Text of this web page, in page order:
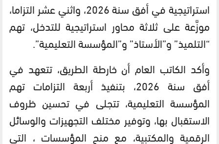
استراتيجية في أفق سنة 2026، واثني عشر التزاما،
موزَّعة على ثلاثة محاور استراتيجية للتدخل، تهم
“التلميذ” و”الأستاذ” و”المؤسسة التعليمية”.
وأكد الكاتب العام أن خارطة الطريق، تتعهد في
أفق سنة 2026، بتنفيذ أربعة التزامات تهم
المؤسسة التعليمية، تتجلى في تحسين ظروف
الاستقبال بها، وتوفير مختلف التجهيزات والوسائل
الرقمية والمكتبية، مع منح المؤسسات ، التي